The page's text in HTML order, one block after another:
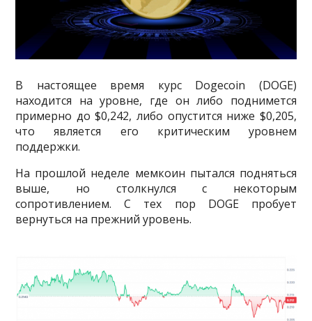
В настоящее время курс Dogecoin (DOGE)
находится на уровне, где он либо поднимется
примерно до $0,242, либо опустится ниже $0,205,
что является его критическим уровнем
поддержки.
На прошлой неделе мемкоин пытался подняться
выше, но столкнулся с некоторым
сопротивлением. С тех пор DOGE пробует
вернуться на прежний уровень.